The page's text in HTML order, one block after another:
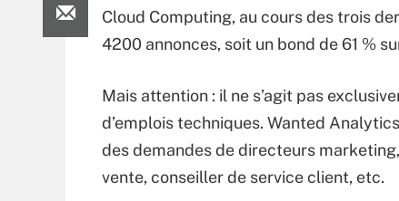
Cloud Computing, au cours des trois
4200 annonces, soit un bond de 61 %
Mais attention : il ne s’agit pas
d’emplois techniques. Wanted
des demandes de directeurs
vente, conseiller de service client, etc.